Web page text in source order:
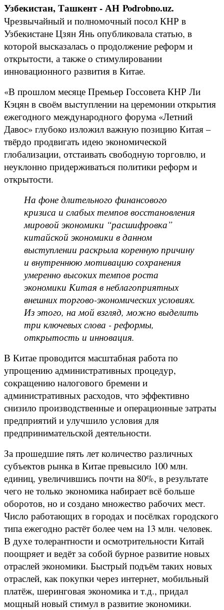
Узбекистан, Ташкент - АН Podrobno.uz.
Чрезвычайный и полномочный посол КНР в
Узбекистане Цзян Янь опубликовала статью, в
которой высказалась о продолжение реформ и
открытости, а также о стимулировании
инновационного развития в Китае.
«В прошлом месяце Премьер Госсовета КНР Ли
Кэцян в своём выступлении на церемонии открытия
ежегодного международного форума «Летний
Давос» глубоко изложил важную позицию Китая –
твёрдо продвигать идею экономической
глобализации, отстаивать свободную торговлю, и
неуклонно придерживаться политики реформ и
открытости.
На фоне длительного финансового
кризиса и слабых темпов восстановления
мировой экономики “расшифровка”
китайской экономики в данном
выступлении раскрыла коренную причину
и внутреннюю мотивацию сохранения
умеренно высоких темпов роста
экономики Китая в неблагоприятных
внешних торгово-экономических условиях.
Из этого, на мой взгляд, можно выделить
три ключевых слова - реформы,
открытость и инновация.
В Китае проводится масштабная работа по
упрощению административных процедур,
сокращению налогового бремени и
административных расходов, что эффективно
снизило производственные и операционные затраты
предприятий и улучшило условия для
предпринимательской деятельности.
За прошедшие пять лет количество различных
субъектов рынка в Китае превысило 100 млн.
единиц, увеличившись почти на 80%, в результате
чего не только экономика набирает всё больше
оборотов, но и создано множество рабочих мест.
Число работающих в городах и посёлках городского
типа ежегодно растёт более чем на 13 млн. человек.
В духе толерантности и осмотрительности Китай
поощряет и ведёт за собой бурное развитие новых
отраслей экономики. Быстрый подъём таких новых
отраслей, как покупки через интернет, мобильный
платёж, шеринговая экономика и т.д., придал
мощный новый стимул в развитие экономики.